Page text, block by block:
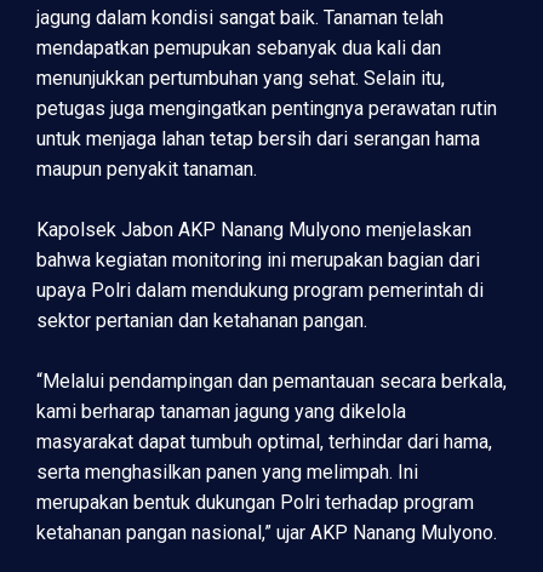
jagung dalam kondisi sangat baik. Tanaman telah
mendapatkan pemupukan sebanyak dua kali dan
menunjukkan pertumbuhan yang sehat. Selain itu,
petugas juga mengingatkan pentingnya perawatan rutin
untuk menjaga lahan tetap bersih dari serangan hama
maupun penyakit tanaman.
Kapolsek Jabon AKP Nanang Mulyono menjelaskan
bahwa kegiatan monitoring ini merupakan bagian dari
upaya Polri dalam mendukung program pemerintah di
sektor pertanian dan ketahanan pangan.
“Melalui pendampingan dan pemantauan secara berkala,
kami berharap tanaman jagung yang dikelola
masyarakat dapat tumbuh optimal, terhindar dari hama,
serta menghasilkan panen yang melimpah. Ini
merupakan bentuk dukungan Polri terhadap program
ketahanan pangan nasional,” ujar AKP Nanang Mulyono.